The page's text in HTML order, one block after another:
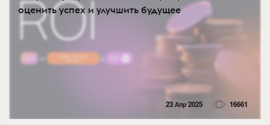
оценить успех и улучшить будущее
23 Апр 2025 16661